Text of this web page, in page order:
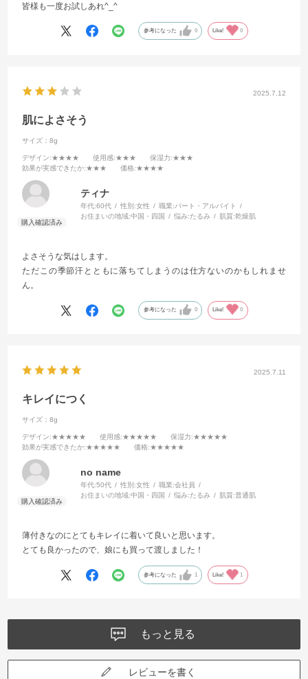
皆様も一度お試しあれ^_^
参考になった 0 Like! 0
2025.7.12
肌によさそう
サイズ：8g
デザイン:★★★★ 使用感:★★★ 保湿力:★★★
効果が実感できたか:★★★ 価格:★★★★
ティナ
年代:60代 性別:女性 職業:パート・アルバイト
お住まいの地域:中国・四国 悩み:たるみ 肌質:乾燥肌
よさそうな気はします。
ただこの季節汗とともに落ちてしまうのは仕方ないのかもしれませ
ん。
参考になった 0 Like! 0
2025.7.11
キレイにつく
サイズ：8g
デザイン:★★★★★ 使用感:★★★★★ 保湿力:★★★★★
効果が実感できたか:★★★★★ 価格:★★★★★
no name
年代:50代 性別:女性 職業:会社員
お住まいの地域:中国・四国 悩み:たるみ 肌質:普通肌
薄付きなのにとてもキレイに着いて良いと思います。
とても良かったので、娘にも買って渡しました！
参考になった 1 Like! 1
もっと見る
レビューを書く